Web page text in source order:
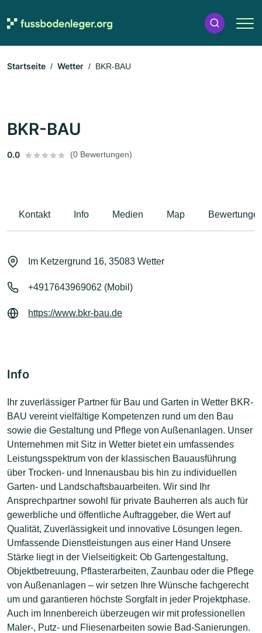
Startseite Wetter BKR-BAU
BKR-BAU
0.0 (0 Bewertungen)
Kontakt Info Medien Map
Im Ketzergrund 16, 35083 Wetter
+4917643969062 (Mobil)
https://www.bkr-bau.de
Info
Ihr zuverlässiger Partner für Bau und Garten in Wetter BKR-
BAU vereint vielfältige Kompetenzen rund um den Bau
sowie die Gestaltung und Pflege von Außenanlagen. Unser
Unternehmen mit Sitz in Wetter bietet ein umfassendes
Leistungsspektrum von der klassischen Bauausführung
über Trocken- und Innenausbau bis hin zu individuellen
Garten- und Landschaftsbauarbeiten. Wir sind Ihr
Ansprechpartner sowohl für private Bauherren als auch für
gewerbliche und öffentliche Auftraggeber, die Wert auf
Qualität, Zuverlässigkeit und innovative Lösungen legen.
Umfassende Dienstleistungen aus einer Hand Unsere
Stärke liegt in der Vielseitigkeit: Ob Gartengestaltung,
Objektbetreuung, Pflasterarbeiten, Zaunbau oder die Pflege
von Außenanlagen – wir setzen Ihre Wünsche fachgerecht
um und garantieren höchste Sorgfalt in jeder Projektphase.
Auch im Innenbereich überzeugen wir mit professionellen
Maler-, Putz- und Fliesenarbeiten sowie Bad-Sanierungen.